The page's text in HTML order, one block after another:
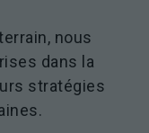
nous
dans la
stratégies